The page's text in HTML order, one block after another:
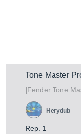
Tone Master
[FenderTone
Rep. 1
Herydub